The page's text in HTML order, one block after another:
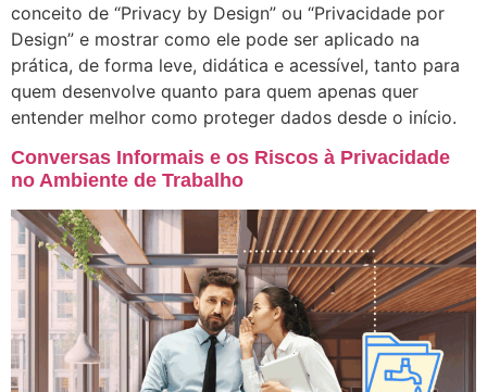
conceito de “Privacy by Design” ou “Privacidade por
Design” e mostrar como ele pode ser aplicado na
prática, de forma leve, didática e acessível, tanto para
quem desenvolve quanto para quem apenas quer
entender melhor como proteger dados desde o início.
Conversas Informais e os Riscos à Privacidade
no Ambiente de Trabalho